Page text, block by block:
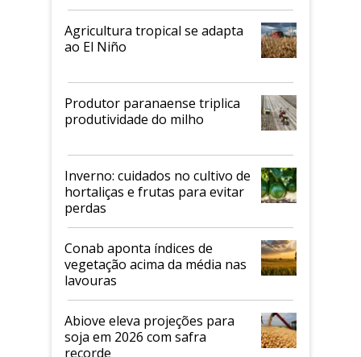
Agricultura tropical se adapta
ao El Niño
Produtor paranaense triplica
produtividade do milho
Inverno: cuidados no cultivo de
hortaliças e frutas para evitar
perdas
Conab aponta índices de
vegetação acima da média nas
lavouras
Abiove eleva projeções para
soja em 2026 com safra
recorde